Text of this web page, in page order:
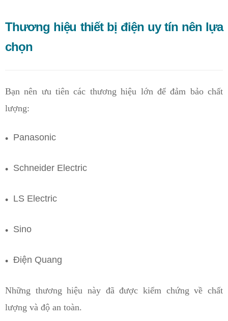
Thương hiệu thiết bị điện uy tín nên lựa
chọn
Bạn nên ưu tiên các thương hiệu lớn để đảm bảo chất
lượng:
Panasonic
Schneider Electric
LS Electric
Sino
Điện Quang
Những thương hiệu này đã được kiểm chứng về chất
lượng và độ an toàn.